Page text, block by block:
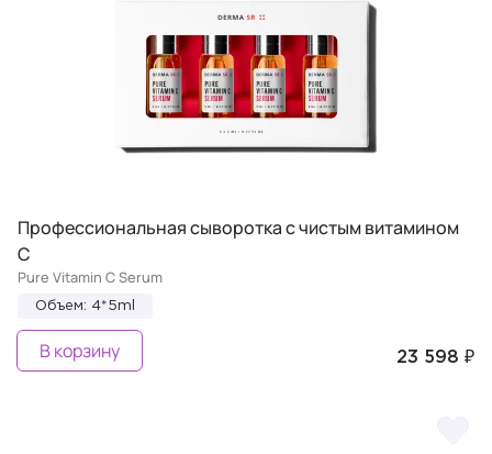
Профессиональная сыворотка с чистым витамином
C
Pure Vitamin C Serum
Объем: 4*5ml
23 598 ₽
В корзину